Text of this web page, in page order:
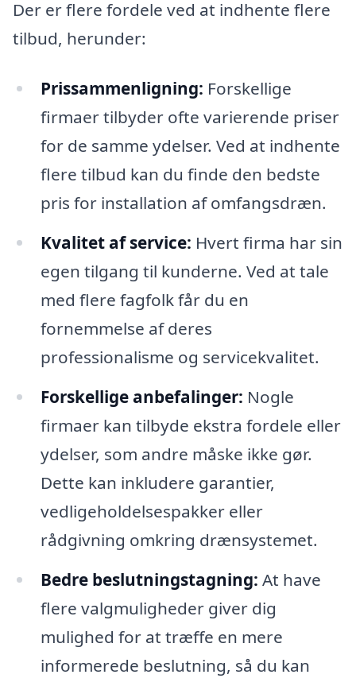
Der er flere fordele ved at indhente flere
tilbud, herunder:
Prissammenligning: Forskellige
firmaer tilbyder ofte varierende priser
for de samme ydelser. Ved at indhente
flere tilbud kan du finde den bedste
pris for installation af omfangsdræn.
Kvalitet af service: Hvert firma har sin
egen tilgang til kunderne. Ved at tale
med flere fagfolk får du en
fornemmelse af deres
professionalisme og servicekvalitet.
Forskellige anbefalinger: Nogle
firmaer kan tilbyde ekstra fordele eller
ydelser, som andre måske ikke gør.
Dette kan inkludere garantier,
vedligeholdelsespakker eller
rådgivning omkring drænsystemet.
Bedre beslutningstagning: At have
flere valgmuligheder giver dig
mulighed for at træffe en mere
informerede beslutning, så du kan